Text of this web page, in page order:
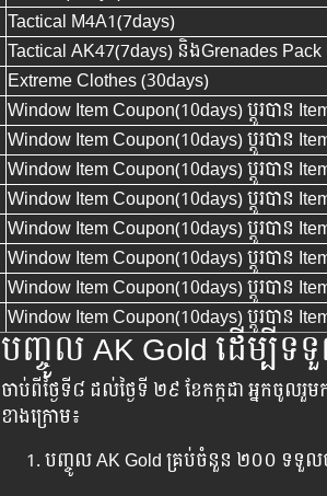
Tactical M4A1(7days)
Tactical AK47(7days) និងGrenades
Extreme Clothes (30days)
Window Item Coupon(10days) ប្តូរ​បាន​
Window Item Coupon(10days) ប្តូរ​បាន​
Window Item Coupon(10days) ប្តូរ​បាន​
Window Item Coupon(10days) ប្តូរ​បាន​
Window Item Coupon(10days) ប្តូរ​បាន​
Window Item Coupon(10days) ប្តូរ​បាន​
Window Item Coupon(10days) ប្តូរ​បាន​
Window Item Coupon(10days) ប្តូរ​បាន​
បញ្ចូល​ AK Gold ដើម្បី​ទទួ
ចាប់ពីថ្ងៃទី៨ ដល់ថ្ងៃទី ២៩ ខែកក្កដា អ្នក​ចូល​
ខាង​ក្រោម៖
បញ្ចូល​ AK Gold គ្រប់​ចំនួន ២០០ ទទួល​ប